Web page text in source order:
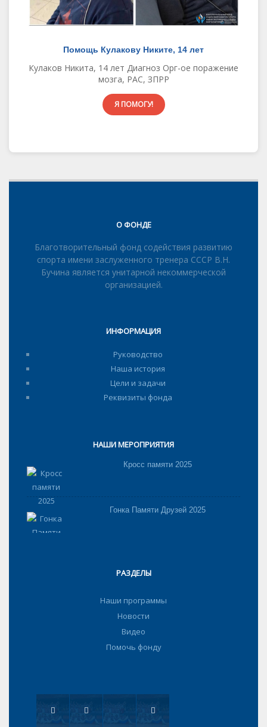
Помощь Кулакову Никите, 14 лет
Кулаков Никита, 14 лет Диагноз Орг-ое поражение
мозга, РАС, ЗПРР
Я ПОМОГУ!
О ФОНДЕ
Благотворительный фонд содействия развитию
спорта имени заслуженного тренера СССР В.Н.
Бучина является унитарной некоммерческой
организацией.
ИНФОРМАЦИЯ
Руководство
Наша история
Цели и задачи
Реквизиты фонда
НАШИ МЕРОПРИЯТИЯ
Кросс памяти 2025
Гонка Памяти Друзей 2025
РАЗДЕЛЫ
Наши программы
Новости
Видео
Помочь фонду